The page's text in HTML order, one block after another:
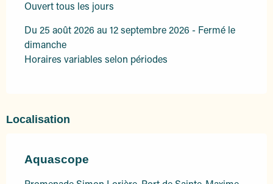
Ouvert tous les jours
Du 25 août 2026 au 12 septembre 2026 - Fermé le
dimanche
Horaires variables selon périodes
Localisation
Aquascope